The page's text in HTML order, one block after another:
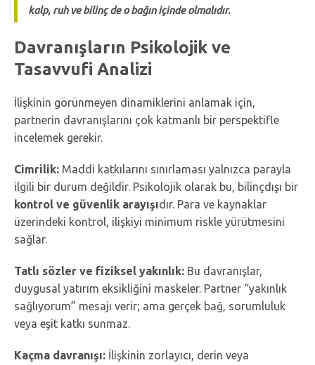
kalp, ruh ve bilinç de o bağın içinde olmalıdır.
Davranışların Psikolojik ve
Tasavvufi Analizi
İlişkinin görünmeyen dinamiklerini anlamak için,
partnerin davranışlarını çok katmanlı bir perspektifle
incelemek gerekir.
Cimrilik: Maddi katkılarını sınırlaması yalnızca parayla
ilgili bir durum değildir. Psikolojik olarak bu, bilinçdışı bir
kontrol ve güvenlik arayışıdır. Para ve kaynaklar
üzerindeki kontrol, ilişkiyi minimum riskle yürütmesini
sağlar.
Tatlı sözler ve fiziksel yakınlık: Bu davranışlar,
duygusal yatırım eksikliğini maskeler. Partner “yakınlık
sağlıyorum” mesajı verir; ama gerçek bağ, sorumluluk
veya eşit katkı sunmaz.
Kaçma davranışı: İlişkinin zorlayıcı, derin veya